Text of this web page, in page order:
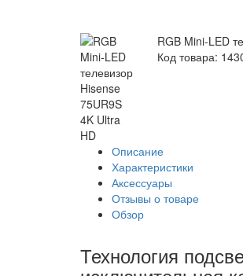
RGB Mini-LED
Код товара:
Описание
Характеристики
Аксессуары
Отзывы о товаре
Обзор
Технология